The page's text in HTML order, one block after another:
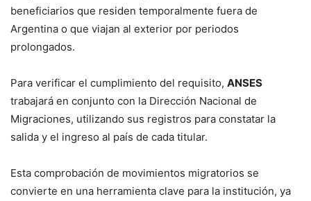
beneficiarios que residen temporalmente fuera de
Argentina o que viajan al exterior por periodos
prolongados.
Para verificar el cumplimiento del requisito, ANSES
trabajará en conjunto con la Dirección Nacional de
Migraciones, utilizando sus registros para constatar la
salida y el ingreso al país de cada titular.
Esta comprobación de movimientos migratorios se
convierte en una herramienta clave para la institución, ya